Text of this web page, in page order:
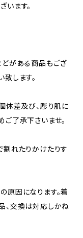
ます。
どがある商品もござ
します。
体差及び、彫り肌に
了承下さいませ。
割れたりかけたりす
原因になります。着
、交換は対応しかね